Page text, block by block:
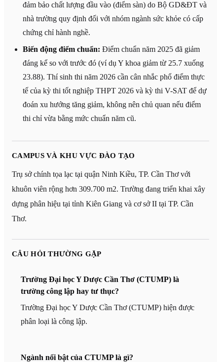
đảm bảo chất lượng đầu vào (điểm sàn) do Bộ GD&ĐT và
nhà trường quy định đối với nhóm ngành sức khỏe có cấp
chứng chỉ hành nghề.
Biến động điểm chuẩn: Điểm chuẩn năm 2025 đã giảm
đáng kể so với trước đó (ví dụ Y khoa giảm từ 25.7 xuống
23.88). Thí sinh thi năm 2026 cần cân nhắc phổ điểm thực
tế của kỳ thi tốt nghiệp THPT 2026 và kỳ thi V-SAT để dự
đoán xu hướng tăng giảm, không nên chủ quan nếu điểm
thi chỉ vừa bằng mức chuẩn năm cũ.
CAMPUS VÀ KHU VỰC ĐÀO TẠO
Trụ sở chính tọa lạc tại quận Ninh Kiều, TP. Cần Thơ với
khuôn viên rộng hơn 309.700 m2. Trường đang triển khai xây
dựng phân hiệu tại tỉnh Kiên Giang và cơ sở II tại TP. Cần
Thơ.
CÂU HỎI THƯỜNG GẶP
Trường Đại học Y Dược Cần Thơ (CTUMP) là
trường công lập hay tư thục?
Trường Đại học Y Dược Cần Thơ (CTUMP) hiện được
phân loại là công lập.
Ngành nổi bật của CTUMP là gì?